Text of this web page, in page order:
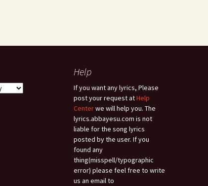
Help
If you want any lyrics, Please
post your request atHelp
Centerwe will help you. The
lyrics.abbayesu.com is not
liable for the song lyrics
posted by the user. If you
found any
thing(misspell/typographic
error) please feel free to write
us an email to